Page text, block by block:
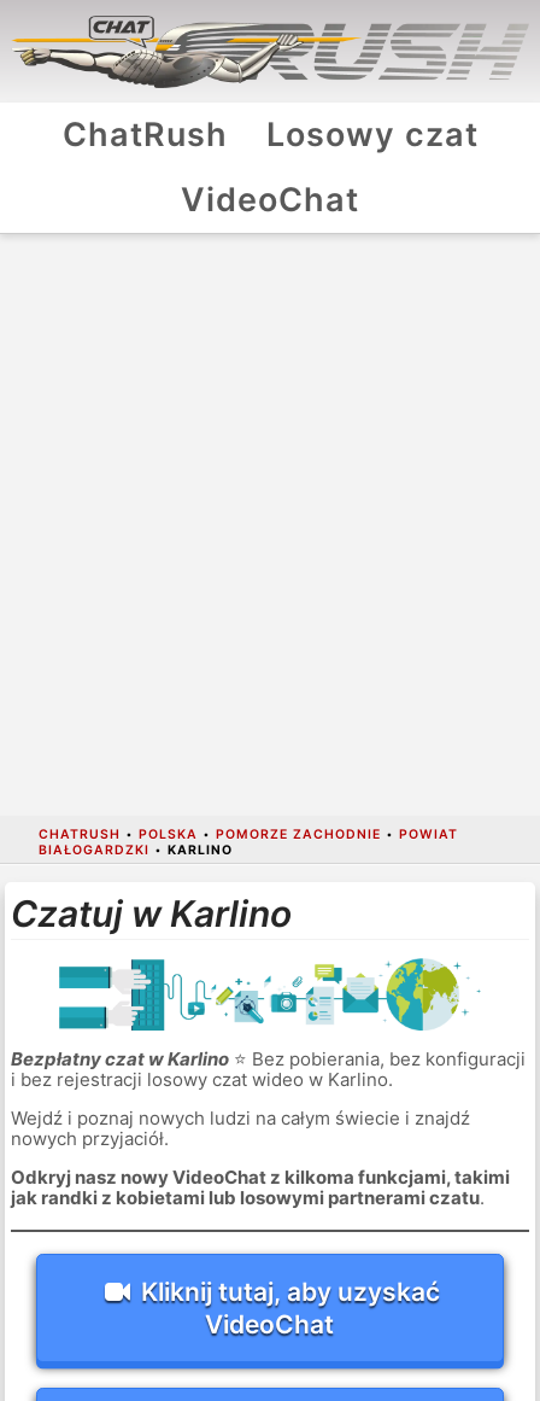
ChatRush
Losowy czat
VideoChat
CHATRUSH • POLSKA • POMORZE ZACHODNIE • POWIAT
BIAŁOGARDZKI • KARLINO
Czatuj w Karlino
Bezpłatny czat w Karlino⭐ Bez pobierania, bez konfiguracji
i bez rejestracji losowy czat wideo w Karlino.
Wejdź i poznaj nowych ludzi na całym świecie i znajdź
nowych przyjaciół.
Odkryj nasz nowy VideoChat z kilkoma funkcjami, takimi
jak randki z kobietami lub losowymi partnerami czatu.
Kliknij tutaj, aby uzyskać
VideoChat